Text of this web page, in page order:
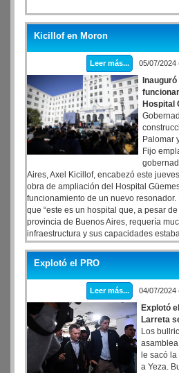
Kicillof en Moron
Leer más... 05/07/
Hospital
Palomar
Fijo
Aires, Axel Kicillof, encabezó este
obra de ampliación del Hospital
funcionamiento de un nuevo
que “este es un hospital que, a pesar
provincia de Buenos Aires, requería
infraestructura y sus capacidades
se trata el Estado que algunos quieren
abstracta, es un hospital que hoy suma
tecnología para brindar mejores
Morón”, explicó.
Explotó el PRO
Leer más... 04/07/
Explotó
Larreta
Los
le sacó
a Yeza.